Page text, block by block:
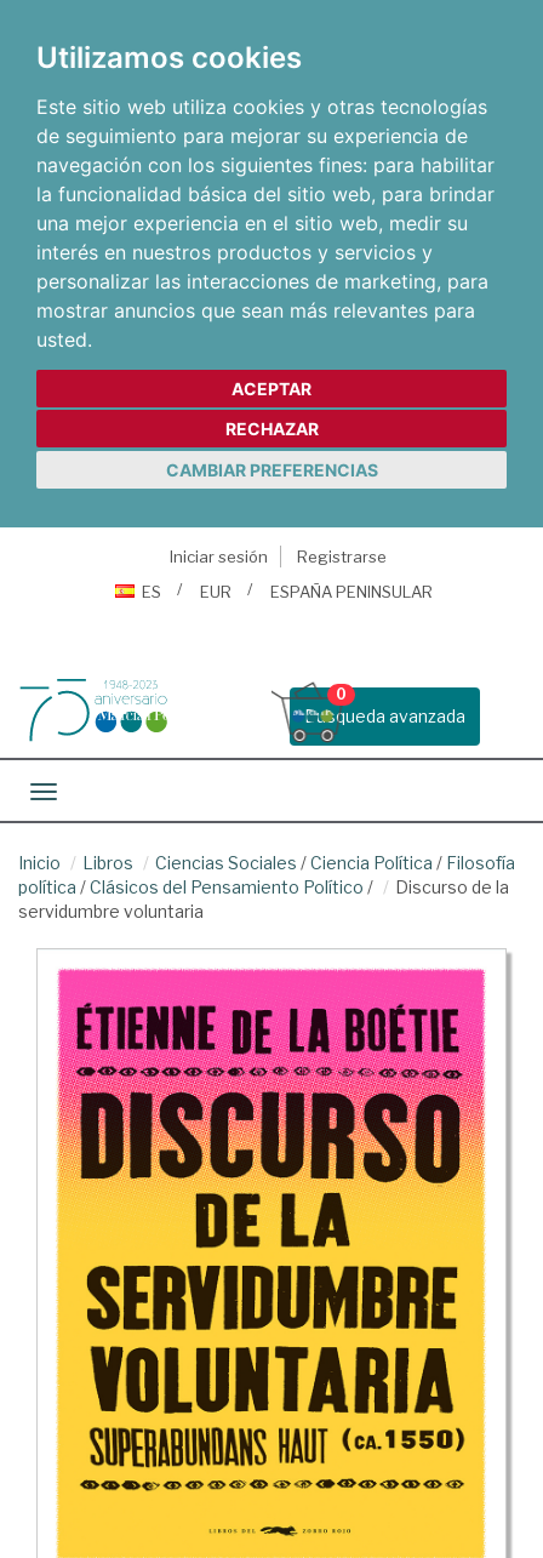
Utilizamos cookies
Este sitio web utiliza cookies y otras tecnologías
de seguimiento para mejorar su experiencia de
navegación con los siguientes fines: para habilitar
la funcionalidad básica del sitio web, para brindar
una mejor experiencia en el sitio web, medir su
interés en nuestros productos y servicios y
personalizar las interacciones de marketing, para
mostrar anuncios que sean más relevantes para
usted.
ACEPTAR
RECHAZAR
CAMBIAR PREFERENCIAS
Iniciar sesión
Registrarse
ES
EUR ESPAÑA PENINSULAR
Busqueda avanzada
0
Toggle navigation
Inicio Libros Ciencias Sociales /Ciencia Política / Filosofía
política /Clásicos del Pensamiento Político /
Discurso de la
servidumbre voluntaria